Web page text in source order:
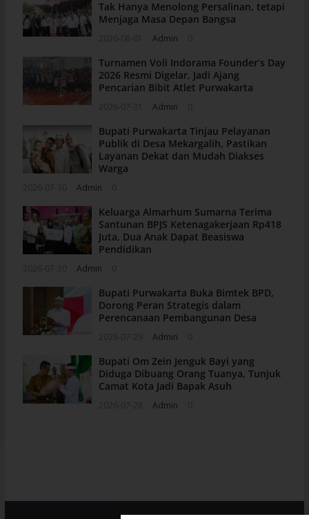
Tak Hanya Menolong Persalinan, tetapi
Menjaga Masa Depan Bangsa
Admin
Turnamen Voli Indorama Founder’s Day
2026 Resmi Digelar, Jadi Ajang
Pencarian Bibit Atlet Purwakarta
Admin
Bupati Purwakarta Tinjau Pelayanan
Publik di Desa Mekargalih, Pastikan
Layanan Dekat dan Mudah Diakses
Warga
Admin
Keluarga Almarhum Sumarna Terima
Santunan BPJS Ketenagakerjaan Rp418
Juta, Dua Anak Dapat Beasiswa
Pendidikan
Admin
Bupati Purwakarta Buka Bimtek BPD,
Dorong Peran Strategis dalam
Perencanaan Pembangunan Desa
Admin
Bupati Om Zein Jenguk Bayi yang
Diduga Dibuang Orang Tuanya, Tunjuk
Camat Kota Jadi Bapak Asuh
Admin